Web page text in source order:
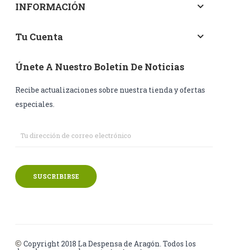
INFORMACIÓN keyboard_arrow_down
Tu Cuenta keyboard_arrow_down
Únete A Nuestro Boletín De Noticias
Recibe actualizaciones sobre nuestra tienda y ofertas
especiales.
SUSCRIBIRSE
© Copyright 2018 La Despensa de Aragón. Todos los